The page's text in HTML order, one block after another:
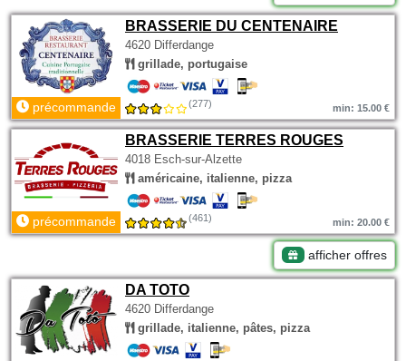
BRASSERIE DU CENTENAIRE
4620 Differdange
grillade, portugaise
précommande (277) min: 15.00 €
BRASSERIE TERRES ROUGES
4018 Esch-sur-Alzette
américaine, italienne, pizza
précommande (461) min: 20.00 €
afficher offres
DA TOTO
4620 Differdange
grillade, italienne, pâtes, pizza